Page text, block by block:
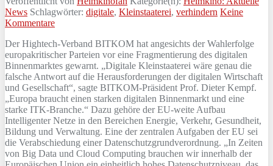
News Schlagwörter: digitale, Kleinstaaterei, verhindern Keine
Kommentare
Der Hightech-Verband BITKOM hat angesichts der Wahlerfolge
europakritischer Parteien vor eine Fragmentierung des digitalen
Binnenmarktes gewarnt. „Digitale Kleinstaaterei wäre genau die
falsche Antwort auf die Herausforderungen der digitalen Wirtschaft
und Gesellschaft“, sagte BITKOM-Präsident Prof. Dieter Kempf.
„Europa braucht einen starken digitalen Binnenmarkt und eine
starke ITK-Branche.“ Dazu gehöre der EU-weite Aufbau
Intelligenter Netze in den Bereichen Energie, Verkehr, Gesundheit,
Bildung und Verwaltung. Eine der zentralen Aufgaben der EU sei
die Verabschiedung einer Datenschutzgrundverordnung. „In Zeiten
von Big Data und Cloud Computing brauchen wir innerhalb der